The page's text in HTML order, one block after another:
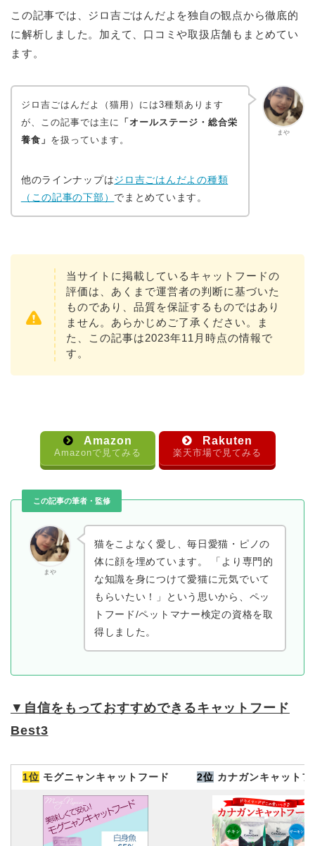
この記事では、ジロ吉ごはんだよを独自の観点から徹底的
に解析しました。加えて、口コミや取扱店舗もまとめてい
ます。
まや
ジロ吉ごはんだよ（猫用）には3種類あります
が、この記事では主に
「オールステージ・総合栄
養食」 を扱っています。
他のラインナップはジロ吉ごはんだよの種類
（この記事の下部） でまとめています。
当サイトに掲載しているキャットフードの
評価は、あくまで運営者の判断に基づいた
ものであり、品質を保証するものではあり
ません。あらかじめご了承ください。ま
た、この記事は2023年11月時点の情報で
す。
Amazon
Amazonで見てみる
Rakuten
楽天市場で見てみる
この記事の筆者・監修
まや
猫をこよなく愛し、毎日愛猫・ピノの
体に顔を埋めています。 「より専門的
な知識を身につけて愛猫に元気でいて
もらいたい！」という思いから、ペッ
トフード/ペットマナー検定の資格を取
得しました。
▼ 自信をもっておすすめできるキャットフード
Best3
1位 モグニャンキャットフード 2位 カナガンキャットフ